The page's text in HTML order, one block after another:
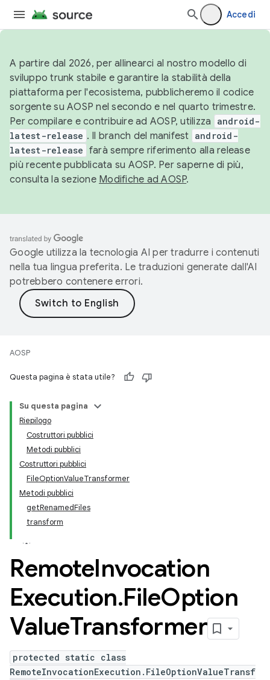
Accedi
A partire dal 2026, per allinearci al nostro modello di
sviluppo trunk stabile e garantire la stabilità della
piattaforma per l'ecosistema, pubblicheremo il codice
sorgente su AOSP nel secondo e nel quarto trimestre.
Per compilare e contribuire ad AOSP, utilizza
android-
latest-release . Il branch del manifest android-
latest-release farà sempre riferimento alla release
più recente pubblicata su AOSP. Per saperne di più,
consulta la sezione Modifiche ad AOSP.
Google utilizza la tecnologia AI per tradurre i contenuti
nella tua lingua preferita. Le traduzioni generate dall'AI
potrebbero contenere errori.
AOSP
Questa pagina è stata utile?
Su questa pagina
Riepilogo
Costruttori pubblici
Metodi pubblici
Costruttori pubblici
FileOptionValueTransformer
Metodi pubblici
getRenamedFiles
transform
RemoteInvocation
Execution.FileOption
ValueTransformer
protected static class
RemoteInvocationExecution.FileOptionValueTransf